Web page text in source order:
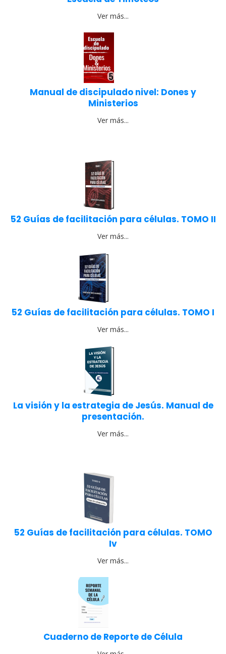
Ver más...
Manual de discipulado nivel: Dones y
Ministerios
Ver más...
52 Guías de facilitación para células. TOMO II
Ver más...
52 Guías de facilitación para células. TOMO I
Ver más...
La visión y la estrategia de Jesús. Manual de
presentación.
Ver más...
52 Guías de facilitación para células. TOMO
Iv
Ver más...
Cuaderno de Reporte de Célula